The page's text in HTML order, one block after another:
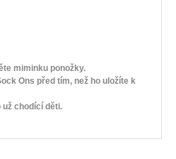
miminku ponožky.
Ons před tím, než ho uložíte k
chodící děti.